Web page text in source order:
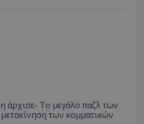
άρχισε- Το μεγάλο παζλ των
των κομματικών